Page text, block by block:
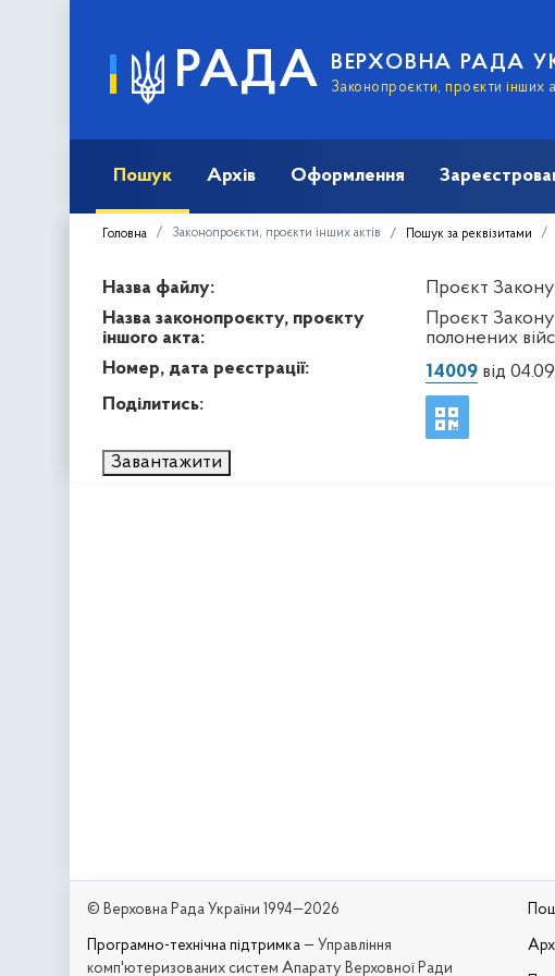
РАДА ВЕРХОВНА РАДА
Законопроєкти, проєкти інших
Пошук Архів Оформлення
Головна Законопроєкти, проєкти інших актів Пошук за реквізитами
Назва файлу:
Проєкт
Назва законопроєкту, проєкту
іншого акта:
Проєкт
полонених
Номер, дата реєстрації:
14009від
Поділитись:
Завантажити
© Верховна Рада України 1994—2026
Програмно-технічна підтримка — Управління
комп'ютеризованих систем Апарату Верховної Ради